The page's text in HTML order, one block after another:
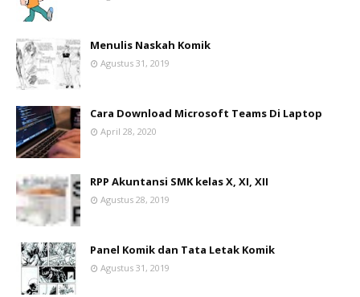
Menulis Naskah Komik
Agustus 31, 2019
Cara Download Microsoft Teams Di Laptop
April 28, 2020
RPP Akuntansi SMK kelas X, XI, XII
Agustus 28, 2019
Panel Komik dan Tata Letak Komik
Agustus 31, 2019